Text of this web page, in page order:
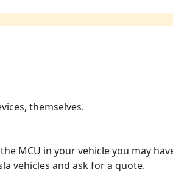
themselves.
MCU in your vehicle you may
vehicles and ask for a quote.